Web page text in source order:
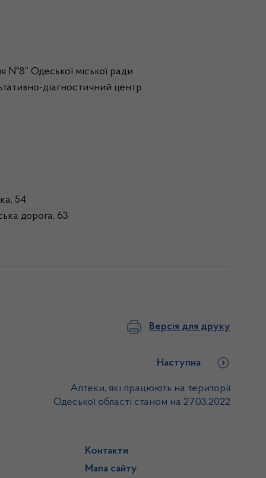
Одеської міської ради
діагностичний центр
54
дорога, 63
Версія для друку
Наступна
Аптеки, які працюють на території
Одеської області станом на 27.03.2022
Контакти
Мапа сайту